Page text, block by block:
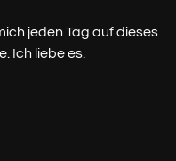
jeden Tag auf dieses
Ich liebe es.